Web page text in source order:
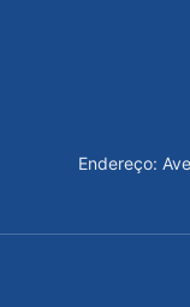
Endereço: